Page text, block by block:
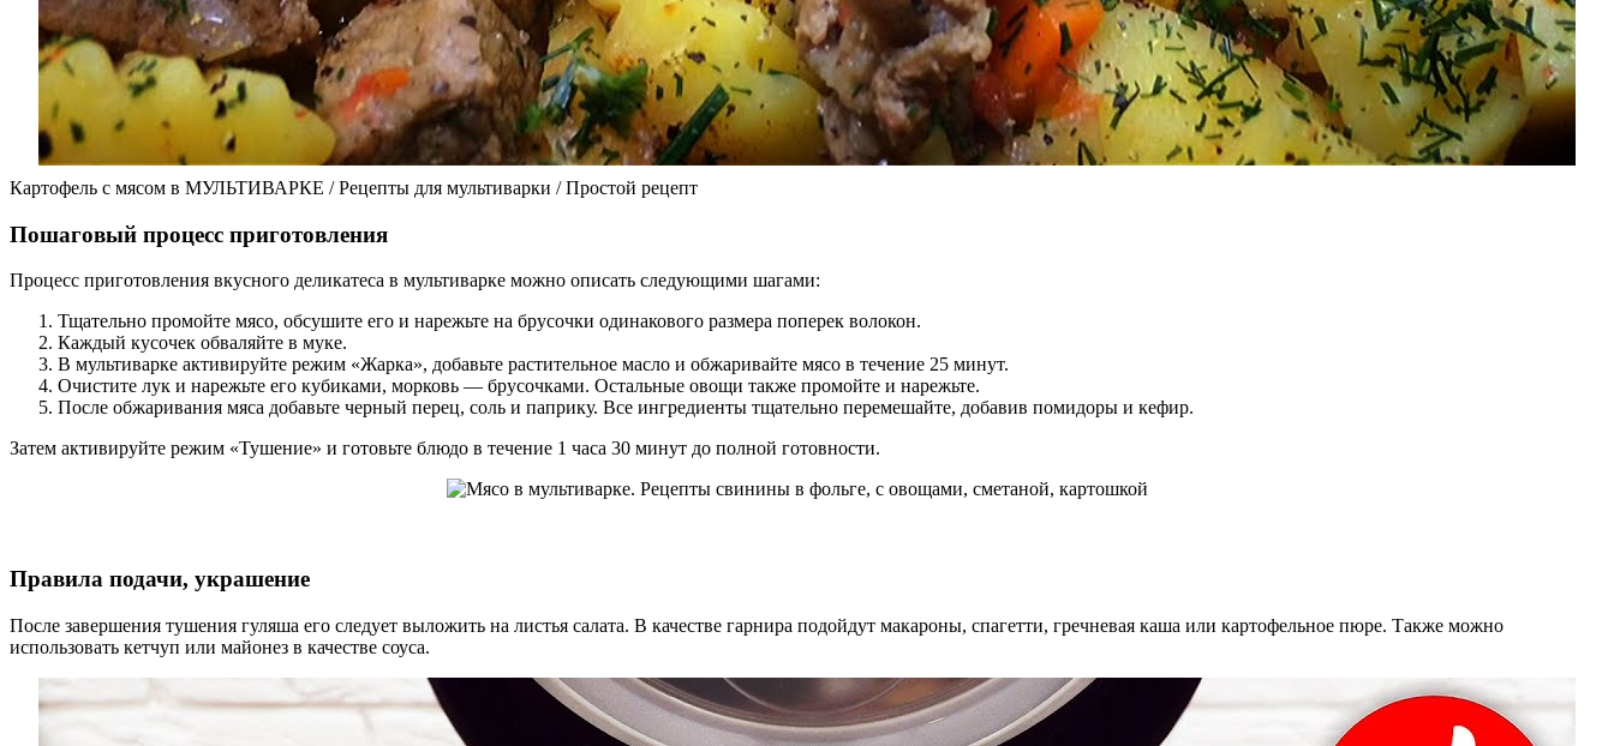
Картофель с мясом в МУЛЬТИВАРКЕ / Рецепты для мультиварки / Простой рецепт
Пошаговый процесс приготовления
Процесс приготовления вкусного деликатеса в мультиварке можно описать следующими шагами:
Тщательно промойте мясо, обсушите его и нарежьте на брусочки одинакового размера поперек волокон.
Каждый кусочек обваляйте в муке.
В мультиварке активируйте режим «Жарка», добавьте растительное масло и обжаривайте мясо в течение 25 минут.
Очистите лук и нарежьте его кубиками, морковь — брусочками. Остальные овощи также промойте и нарежьте.
После обжаривания мяса добавьте черный перец, соль и паприку. Все ингредиенты тщательно перемешайте, добавив помидоры и кефир.
Затем активируйте режим «Тушение» и готовьте блюдо в течение 1 часа 30 минут до полной готовности.
Правила подачи, украшение
После завершения тушения гуляша его следует выложить на листья салата. В качестве гарнира подойдут макароны, спагетти, гречневая каша или картофельное пюре. Также можно
использовать кетчуп или майонез в качестве соуса.